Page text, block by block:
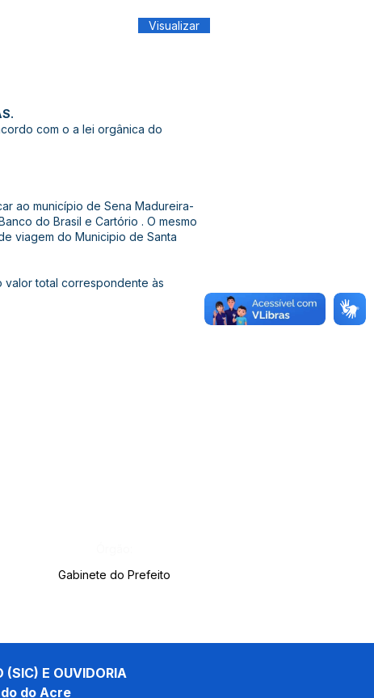
Visualizar
com o a lei orgânica do
ao município de Sena Madureira-
do Brasil e Cartório . O mesmo
viagem do Municipio de Santa
valor total correspondente às
Gabinete do Prefeito
(SIC) E OUVIDORIA
do Acre